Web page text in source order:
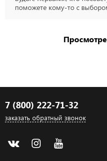
поможете кому-то с
7 (800) 222-71-32
заказать обратный звонок